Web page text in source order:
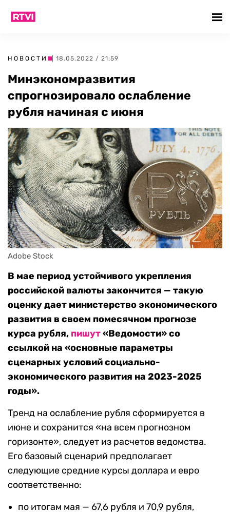
НОВОСТИ | 18.05.2022 / 21:59
Минэкономразвития
спрогнозировало ослабление
рубля начиная с июня
Adobe Stock
В мае период устойчивого укрепления
российской валюты закончится — такую
оценку дает министерство экономического
развития в своем помесячном прогнозе
курса рубля, пишут«Ведомости» со
ссылкой на «основные параметры
сценарных условий социально-
экономического развития на 2023-2025
годы».
Тренд на ослабление рубля сформируется в
июне и сохранится «на всем прогнозном
горизонте», следует из расчетов ведомства.
Его базовый сценарий предполагает
следующие средние курсы доллара и евро
соответственно:
по итогам мая — 67,6 рубля и 70,9 рубля,